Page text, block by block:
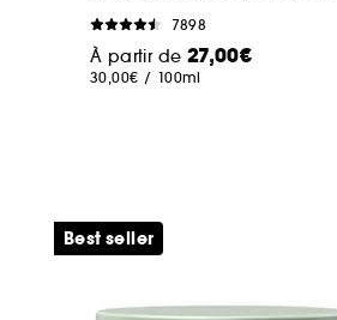
7898
À partir de 27,00€
30,00€ / 100ml
Best seller